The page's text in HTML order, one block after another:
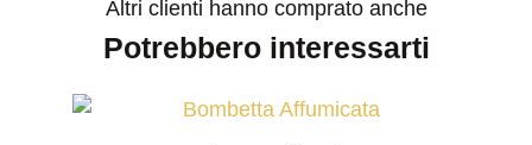
Altri clienti hanno comprato anche
Potrebbero interessarti